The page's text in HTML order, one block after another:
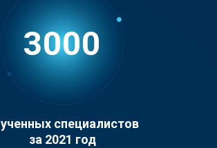
3000
специалистов
за 2021 год